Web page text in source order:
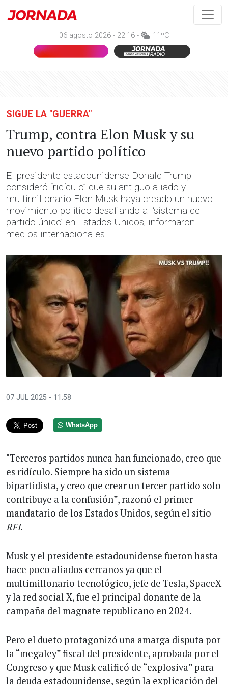
06 agosto 2026 - 22:16 - 11ºC
SIGUE LA "GUERRA"
Trump, contra Elon Musk y su
nuevo partido político
El presidente estadounidense Donald Trump
consideró “ridículo” que su antiguo aliado y
multimillonario Elon Musk haya creado un nuevo
movimiento político desafiando al ‘sistema de
partido único’ en Estados Unidos, informaron
medios internacionales.
07 JUL 2025 - 11:58
WhatsApp
"Terceros partidos nunca han funcionado, creo que
es ridículo. Siempre ha sido un sistema
bipartidista, y creo que crear un tercer partido solo
contribuye a la confusión”, razonó el primer
mandatario de los Estados Unidos, según el sitio
RFI.
Musk y el presidente estadounidense fueron hasta
hace poco aliados cercanos ya que el
multimillonario tecnológico, jefe de Tesla, SpaceX
y la red social X, fue el principal donante de la
campaña del magnate republicano en 2024.
Pero el dueto protagonizó una amarga disputa por
la “megaley” fiscal del presidente, aprobada por el
Congreso y que Musk calificó de “explosiva” para
la deuda estadounidense, según la explicación del